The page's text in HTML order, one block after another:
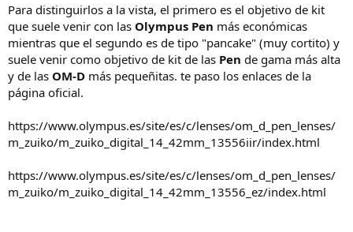
Para distinguirlos a la vista, el primero es el objetivo de kit
que suele venir con las Olympus Pen más económicas
mientras que el segundo es de tipo "pancake" (muy cortito) y
suele venir como objetivo de kit de las Pen de gama más alta
y de las OM-D más pequeñitas. te paso los enlaces de la
página oficial.
https://www.olympus.es/site/es/c/lenses/om_d_pen_lenses/
m_zuiko/m_zuiko_digital_14_42mm_13556iir/index.html
https://www.olympus.es/site/es/c/lenses/om_d_pen_lenses/
m_zuiko/m_zuiko_digital_14_42mm_13556_ez/index.html